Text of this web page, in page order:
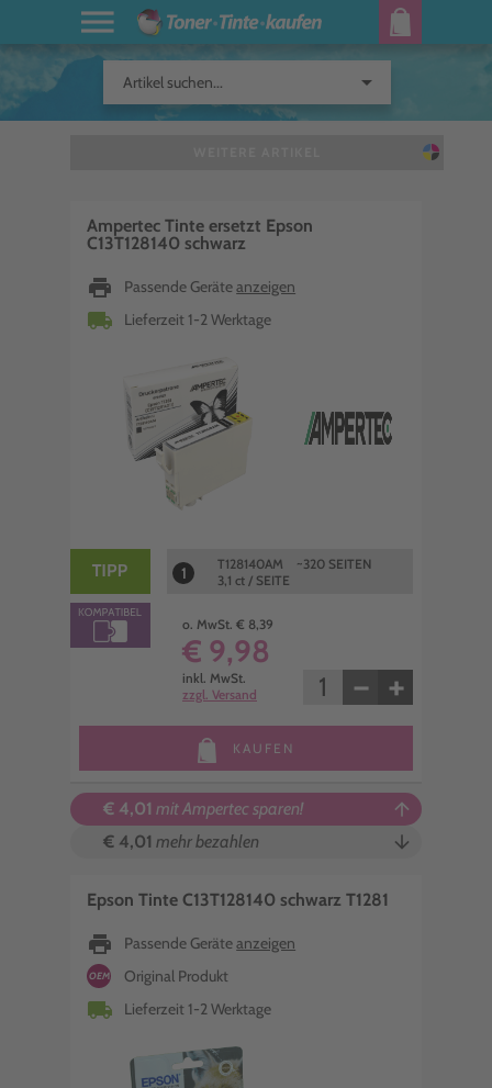
Artikel suchen... arrow_drop_down
Ampertec Tinte ersetzt Epson
C13T128140 schwarz
print Passende Geräteanzeigen
local_shipping Lieferzeit 1-2 Werktage
1
T128140AM ~320 SEITEN
3,1 ct / SEITE
o. MwSt. € 8,39
€ 9,98
inkl. MwSt.
zzgl. Versand
− +
KAUFEN
€ 4,01 mit Ampertec sparen! arrow_upward
€ 4,01 mehr bezahlen arrow_downward
Epson Tinte C13T128140 schwarz T1281
print Passende Geräteanzeigen
OEM Original Produkt
local_shipping Lieferzeit 1-2 Werktage